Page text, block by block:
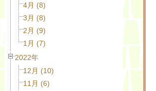
4月 (8)
3月 (8)
2月 (9)
1月 (7)
2022年
12月 (10)
11月 (6)